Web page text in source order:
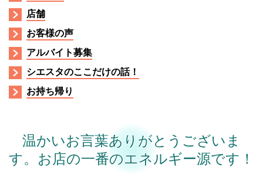
店舗
お客様の声
アルバイト募集
シエスタのここだけの話！
お持ち帰り
温かいお言葉ありがとうございま
す。お店の一番のエネルギー源です！